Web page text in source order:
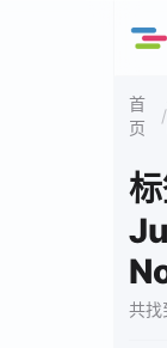
首
页
/
共找